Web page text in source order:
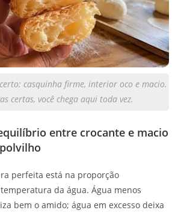
casquinha firme, interior oco e macio.
certas, você chega aqui toda vez.
entre crocante e macio
perfeita está na proporção
da água. Água menos
bem o amido; água em excesso deixa